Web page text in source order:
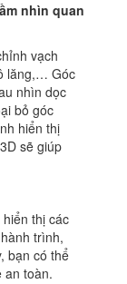
nhìn quan
vạch
lăng,… Góc
nhìn dọc
bỏ góc
hiển thị
sẽ giúp
thị các
trình,
bạn có thể
an toàn.